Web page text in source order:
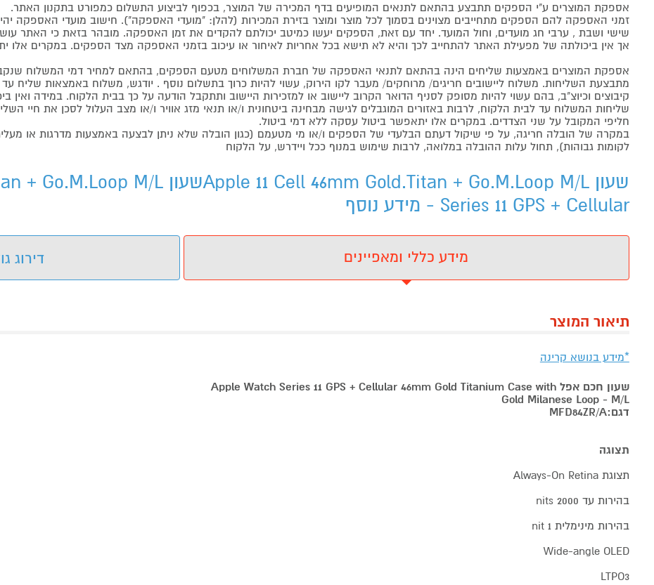
אספקת המוצרים ע"י הספקים תתבצע בהתאם לתנאים המופיעים בדף המכירה של המוצר, בכפוף לביצוע התשלום כמפורט בתקנון האתר.
זמני האספקה להם הספקים מתחייבים מצוינים בסמוך לכל מוצר ומוצר בזירת המכירות (להלן: "מועדי האספקה"). חישוב מועדי האספקה
שישי ושבת , ערבי חג מועדים, וחול המועד. יחד עם זאת, הספקים יעשו כמיטב יכולתם להקדים את זמן האספקה. מובהר בזאת כי האתר
אך אין ביכולתה של מפעילת האתר להתחייב לכך והיא לא תישא בכל אחריות לאיחור או עיכוב בזמני האספקה מצד הספקים. במקרים אלו
אספקת המוצרים באמצעות שליחים הינה בהתאם לתנאי האספקה של חברת המשלוחים מטעם הספקים, בהתאם למחיר דמי המשלוח
מתבצעת השליחות. משלוח ליישובים חריגים/ מרוחקים/ מעבר לקו הירוק, עשוי להיות כרוך בתשלום נוסף . יודגש, משלוח באמצאות שליח
קיבוצים וכיוצ"ב, בהם עשוי להיות מסופק לסניף הדואר הקרוב ליישוב או למזכירות היישוב ותתקבל הודעה על כך בבית הלקוח. במידה
שליחות המשלוח עד לבית הלקוח, לרבות באזורים המוגבלים לגישה מבחינה ביטחונית ו/או תנאי מזג אוויר ו/או מצב העלול לסכן את חיי
חליפי המקובל על שני הצדדים. במקרים אלו יתאפשר ביטול עסקה ללא דמי ביטול.
במקרה של הובלה חריגה, על פי שיקול דעתם הבלעדי של הספקים ו/או מי מטעמם (כגון הובלה שלא ניתן לבצעה באמצעות מדרגות או
לקומות גבוהות), תחול עלות ההובלה במלואה, לרבות שימוש במנוף ככל ויידרש, על הלקוח
Series 11 GPS + Cellular - מידע נוסף
מידע כללי ומאפיינים דירוג
תיאור המוצר
*מידע בנושא קרינה
שעון חכם אפל Apple Watch Series 11 GPS + Cellular 46mm Gold Titanium Case with
Gold Milanese Loop - M/L
דגם:MFD84ZR/A
תצוגה
תצוגת Always-On Retina
בהירות עד 2000 nits
בהירות מינימלית 1 nit
Wide-angle OLED
LTPO3